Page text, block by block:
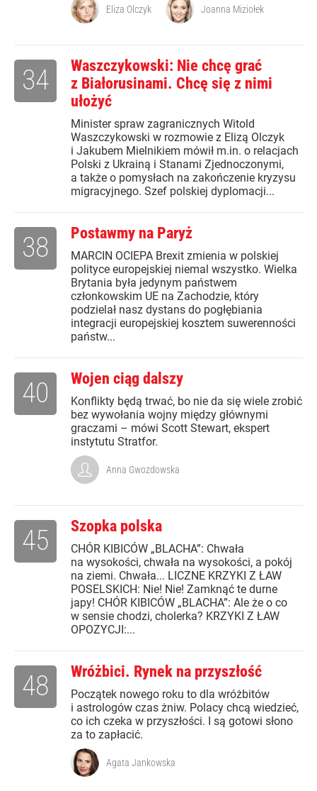
Eliza Olczyk Joanna Miziołek
Waszczykowski: Nie chcę grać
z Białorusinami. Chcę się z nimi
ułożyć
Minister spraw zagranicznych Witold
Waszczykowski w rozmowie z Elizą Olczyk
i Jakubem Mielnikiem mówił m.in. o relacjach
Polski z Ukrainą i Stanami Zjednoczonymi,
a także o pomysłach na zakończenie kryzysu
migracyjnego. Szef polskiej dyplomacji...
34
Postawmy na Paryż
MARCIN OCIEPA Brexit zmienia w polskiej
polityce europejskiej niemal wszystko. Wielka
Brytania była jedynym państwem
członkowskim UE na Zachodzie, który
podzielał nasz dystans do pogłębiania
integracji europejskiej kosztem suwerenności
państw...
38
Wojen ciąg dalszy
Konflikty będą trwać, bo nie da się wiele zrobić
bez wywołania wojny między głównymi
graczami – mówi Scott Stewart, ekspert
instytutu Stratfor.
40
Anna Gwozdowska
Szopka polska
CHÓR KIBICÓW „BLACHA”: Chwała
na wysokości, chwała na wysokości, a pokój
na ziemi. Chwała... LICZNE KRZYKI Z ŁAW
POSELSKICH: Nie! Nie! Zamknąć te durne
japy! CHÓR KIBICÓW „BLACHA”: Ale że o co
w sensie chodzi, cholerka? KRZYKI Z ŁAW
OPOZYCJI:...
45
Wróżbici. Rynek na przyszłość
Początek nowego roku to dla wróżbitów
i astrologów czas żniw. Polacy chcą wiedzieć,
co ich czeka w przyszłości. I są gotowi słono
za to zapłacić.
48
Agata Jankowska